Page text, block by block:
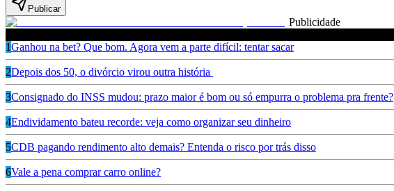
Publicar
Publicidade
1Ganhou na bet? Que bom. Agora vem a parte difícil: tentar sacar
2Depois dos 50, o divórcio virou outra história
3Consignado do INSS mudou: prazo maior é bom ou só empurra o problema pra frente?
4Endividamento bateu recorde: veja como organizar seu dinheiro
5CDB pagando rendimento alto demais? Entenda o risco por trás disso
6Vale a pena comprar carro online?